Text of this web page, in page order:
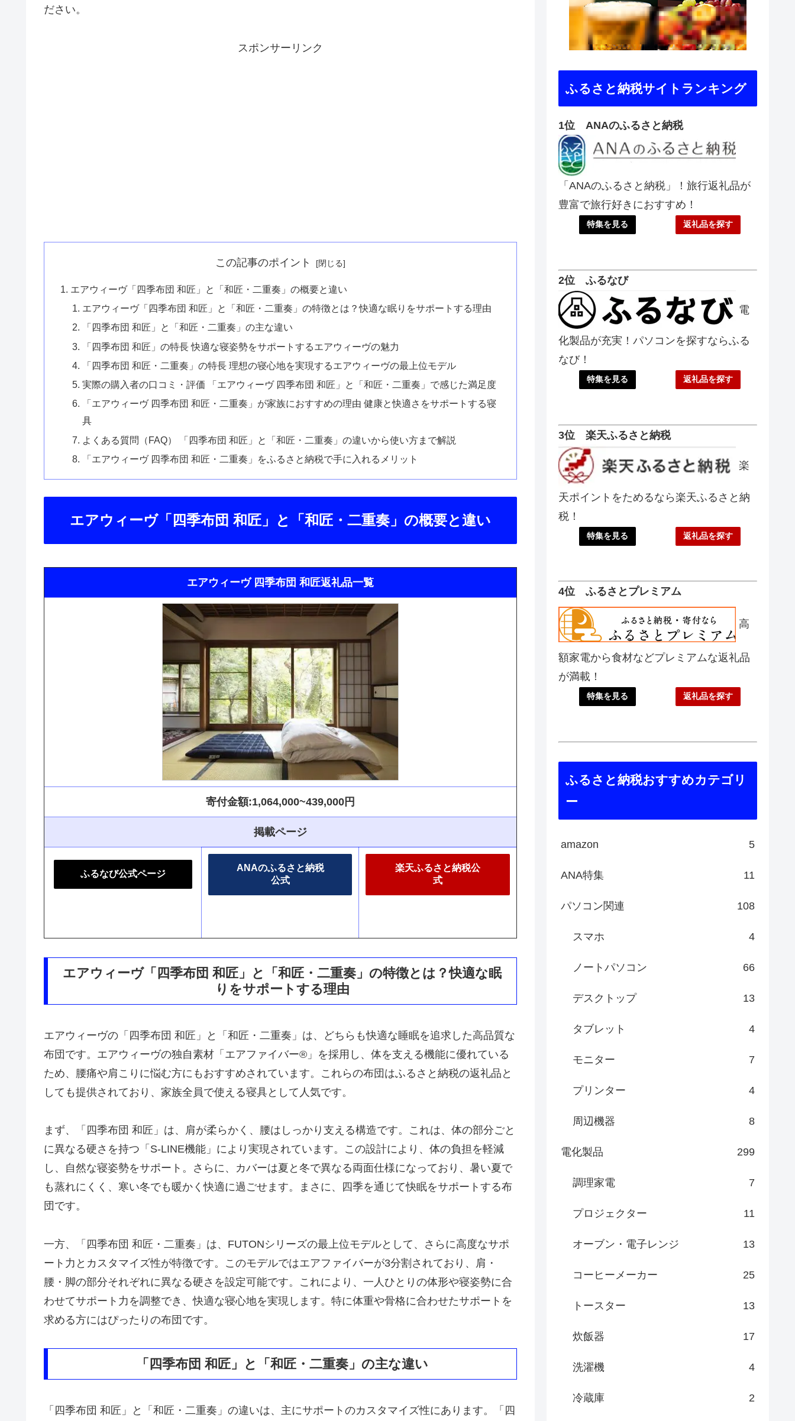
ださい。
スポンサーリンク
この記事のポイント
エアウィーヴ「四季布団 和匠」と「和匠・二重奏」の概要と違い
エアウィーヴ「四季布団 和匠」と「和匠・二重奏」の特徴とは？快適な眠りをサポートする理由
「四季布団 和匠」と「和匠・二重奏」の主な違い
「四季布団 和匠」の特長 快適な寝姿勢をサポートするエアウィーヴの魅力
「四季布団 和匠・二重奏」の特長 理想の寝心地を実現するエアウィーヴの最上位モデル
実際の購入者の口コミ・評価 「エアウィーヴ 四季布団 和匠」と「和匠・二重奏」で感じた満足度
「エアウィーヴ 四季布団 和匠・二重奏」が家族におすすめの理由 健康と快適さをサポートする寝
具
よくある質問（FAQ） 「四季布団 和匠」と「和匠・二重奏」の違いから使い方まで解説
「エアウィーヴ 四季布団 和匠・二重奏」をふるさと納税で手に入れるメリット
エアウィーヴ「四季布団 和匠」と「和匠・二重奏」の概要と違い
エアウィーヴ 四季布団 和匠返礼品一覧
寄付金額:1,064,000~439,000円
掲載ページ
ふるなび公式ページ
ANAのふるさと納税
公式
楽天ふるさと納税公
式
エアウィーヴ「四季布団 和匠」と「和匠・二重奏」の特徴とは？快適な眠
りをサポートする理由
エアウィーヴの「四季布団 和匠」と「和匠・二重奏」は、どちらも快適な睡眠を追求した高品質な
布団です。エアウィーヴの独自素材「エアファイバー®」を採用し、体を支える機能に優れている
ため、腰痛や肩こりに悩む方にもおすすめされています。これらの布団はふるさと納税の返礼品と
しても提供されており、家族全員で使える寝具として人気です。
まず、「四季布団 和匠」は、肩が柔らかく、腰はしっかり支える構造です。これは、体の部分ごと
に異なる硬さを持つ「S-LINE機能」により実現されています。この設計により、体の負担を軽減
し、自然な寝姿勢をサポート。さらに、カバーは夏と冬で異なる両面仕様になっており、暑い夏で
も蒸れにくく、寒い冬でも暖かく快適に過ごせます。まさに、四季を通じて快眠をサポートする布
団です。
一方、「四季布団 和匠・二重奏」は、FUTONシリーズの最上位モデルとして、さらに高度なサポ
ート力とカスタマイズ性が特徴です。このモデルではエアファイバーが3分割されており、肩・
腰・脚の部分それぞれに異なる硬さを設定可能です。これにより、一人ひとりの体形や寝姿勢に合
わせてサポート力を調整でき、快適な寝心地を実現します。特に体重や骨格に合わせたサポートを
求める方にはぴったりの布団です。
「四季布団 和匠」と「和匠・二重奏」の主な違い
「四季布団 和匠」と「和匠・二重奏」の違いは、主にサポートのカスタマイズ性にあります。「四
ふるさと納税サイトランキング
1位 ANAのふるさと納税
「ANAのふるさと納税」！旅行返礼品が
豊富で旅行好きにおすすめ！
特集を見る 返礼品を探す
2位 ふるなび
電
化製品が充実！パソコンを探すならふる
なび！
特集を見る 返礼品を探す
3位 楽天ふるさと納税
楽
天ポイントをためるなら楽天ふるさと納
税！
特集を見る 返礼品を探す
4位 ふるさとプレミアム
高
額家電から食材などプレミアムな返礼品
が満載！
特集を見る 返礼品を探す
ふるさと納税おすすめカテゴリ
ー
amazon 5
ANA特集 11
パソコン関連 108
スマホ 4
ノートパソコン 66
デスクトップ 13
タブレット 4
モニター 7
プリンター 4
周辺機器 8
電化製品 299
調理家電 7
プロジェクター 11
オーブン・電子レンジ 13
コーヒーメーカー 25
トースター 13
炊飯器 17
洗濯機 4
冷蔵庫 2